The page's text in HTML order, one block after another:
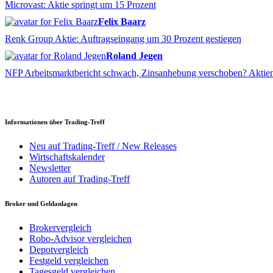
Microvast: Aktie springt um 15 Prozent
Felix Baarz
Renk Group Aktie: Auftragseingang um 30 Prozent gestiegen
Roland Jegen
NFP Arbeitsmarktbericht schwach, Zinsanhebung verschoben?
Informationen über Trading-Treff
Neu auf Trading-Treff / New Releases
Wirtschaftskalender
Newsletter
Autoren auf Trading-Treff
Broker und Geldanlagen
Brokervergleich
Robo-Advisor vergleichen
Depotvergleich
Festgeld vergleichen